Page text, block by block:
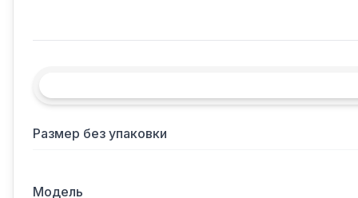
Размер без упаковки
Модель